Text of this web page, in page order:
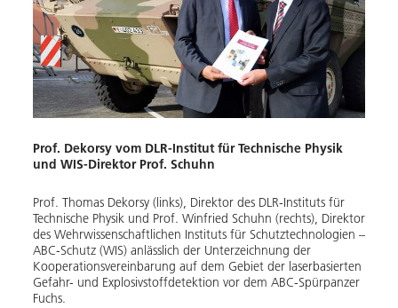
Prof. Dekorsy vom DLR-Institut für Technische Physik
und WIS-Direktor Prof. Schuhn
Prof. Thomas Dekorsy (links), Direktor des DLR-Instituts für
Technische Physik und Prof. Winfried Schuhn (rechts), Direktor
des Wehrwissenschaftlichen Instituts für Schutztechnologien –
ABC-Schutz (WIS) anlässlich der Unterzeichnung der
Kooperationsvereinbarung auf dem Gebiet der laserbasierten
Gefahr- und Explosivstoffdetektion vor dem ABC-Spürpanzer
Fuchs.